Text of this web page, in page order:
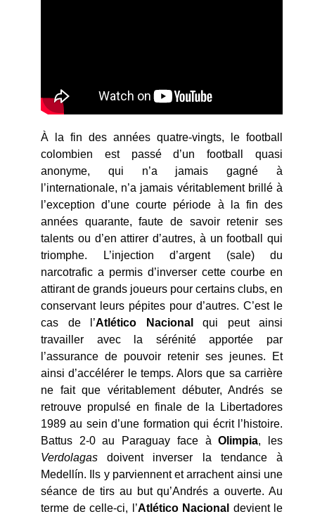
À la fin des années quatre-vingts, le football
colombien est passé d’un football quasi
anonyme, qui n’a jamais gagné à
l’internationale, n’a jamais véritablement brillé à
l’exception d’une courte période à la fin des
années quarante, faute de savoir retenir ses
talents ou d’en attirer d’autres, à un football qui
triomphe. L’injection d’argent (sale) du
narcotrafic a permis d’inverser cette courbe en
attirant de grands joueurs pour certains clubs, en
conservant leurs pépites pour d’autres. C’est le
cas de l’Atlético Nacional
qui peut ainsi
travailler avec la sérénité apportée par
l’assurance de pouvoir retenir ses jeunes. Et
ainsi d’accélérer le temps. Alors que sa carrière
ne fait que véritablement débuter, Andrés se
retrouve propulsé en finale de la Libertadores
1989 au sein d’une formation qui écrit l’histoire.
Battus 2-0 au Paraguay face àOlimpia, les
Verdolagas doivent inverser la tendance à
Medellín. Ils y parviennent et arrachent ainsi une
séance de tirs au but qu’Andrés a ouverte. Au
terme de celle-ci, l’Atlético Nacional devient le